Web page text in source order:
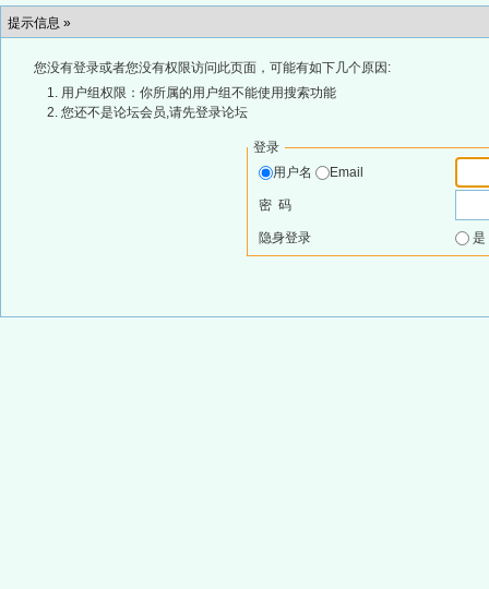
提示信息 »
您没有登录或者您没有权限访问此页面，可能有如下几个原因:
用户组权限：你所属的用户组不能使用搜索功能
您还不是论坛会员,请先登录论坛
登录
用户名
Email
密 码
隐身登录